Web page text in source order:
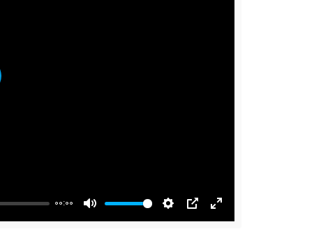
00:00
Mute Settings
PIP Enter